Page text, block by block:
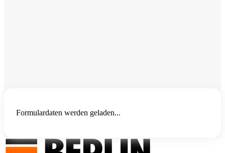
Formulardaten werden geladen...